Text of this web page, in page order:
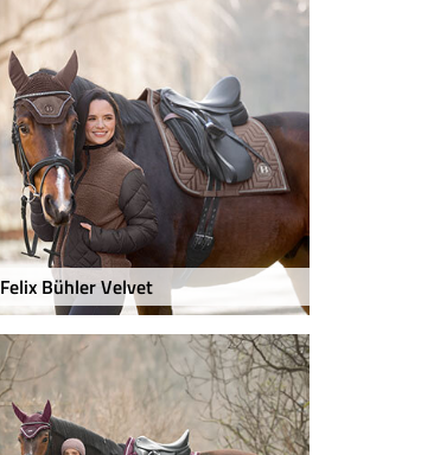
Felix Bühler Velvet